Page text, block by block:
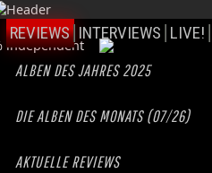
REVIEWS INTERVIEWS LIVE!
ALBEN DES JAHRES 2025
DIE ALBEN DES MONATS (07/26)
AKTUELLE REVIEWS